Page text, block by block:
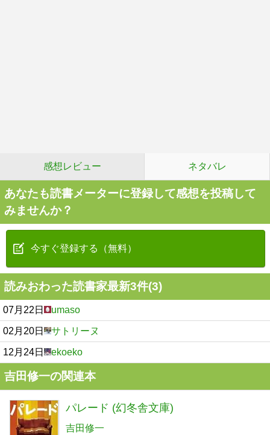
感想レビュー ネタバレ
あなたも読書メーターに登録して感想を投稿して
みませんか？
今すぐ登録する（無料）
読みおわった読書家最新3件(3)
07月22日 umaso
02月20日 サトリーヌ
12月24日 ekoeko
吉田修一の関連本
パレード (幻冬舎文庫)
吉田修一